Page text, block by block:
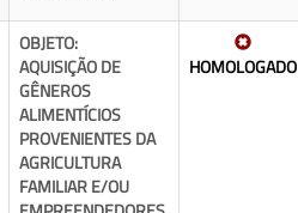
OBJETO:
AQUISIÇÃO DE
GÊNEROS
ALIMENTÍCIOS
PROVENIENTES DA
AGRICULTURA
FAMILIAR E/OU
HOMOLOGADO